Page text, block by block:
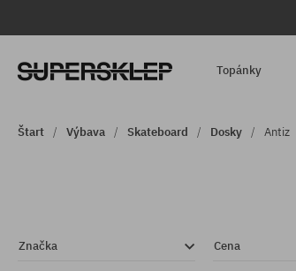
Topánky
Štart Výbava Skateboard Dosky Antiz
Značka Cena